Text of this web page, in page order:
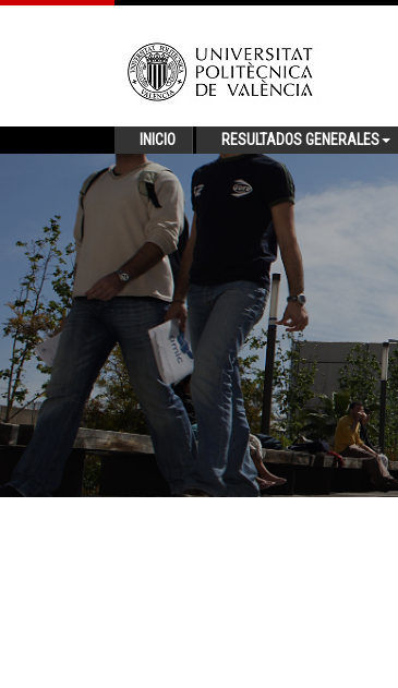
INICIO RESULTADOS GENERALES